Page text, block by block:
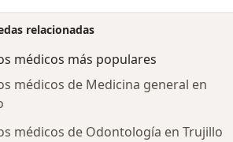
relacionadas
médicos más populares
médicos de Medicina general en
médicos de Odontología en Trujillo